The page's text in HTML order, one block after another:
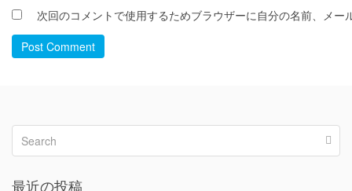
次回のコメントで使用するためブラウザーに自分の名前、メー
Post Comment
最近の投稿